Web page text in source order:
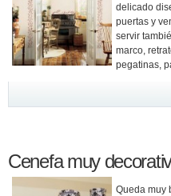
delicado
puertas y
servir
marco,
pegatinas,
Cenefa muy
Queda muy